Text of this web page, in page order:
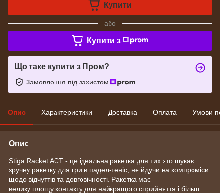
Купити
або
Купити з
Що таке купити з Пром?
Замовлення під захистом
Опис Характеристики Доставка Оплата Умови
Опис
Stiga Racket ACT - це ідеальна ракетка для тих хто шукає
зручну ракетку для гри в падел-теніс, не йдучи на компроміси
щодо відчуттів та довговічності. Ракетка має
велику площу контакту для найкращого сприйняття і більш